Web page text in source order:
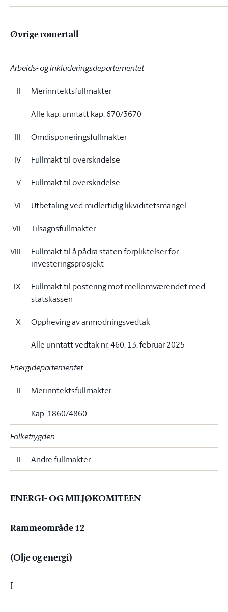
Øvrige romertall
Arbeids- og inkluderingsdepartementet
II Merinntektsfullmakter
Alle kap. unntatt kap. 670/3670
III Omdisponeringsfullmakter
IV Fullmakt til overskridelse
V Fullmakt til overskridelse
VI Utbetaling ved midlertidig likviditetsmangel
VII Tilsagnsfullmakter
VIII
Fullmakt til å pådra staten forpliktelser for
investeringsprosjekt
IX
Fullmakt til postering mot mellomværendet med
statskassen
X Oppheving av anmodningsvedtak
Alle unntatt vedtak nr. 460, 13. februar 2025
Energidepartementet
II Merinntektsfullmakter
Kap. 1860/4860
Folketrygden
II Andre fullmakter
ENERGI- OG MILJØKOMITEEN
Rammeområde 12
(Olje og energi)
I